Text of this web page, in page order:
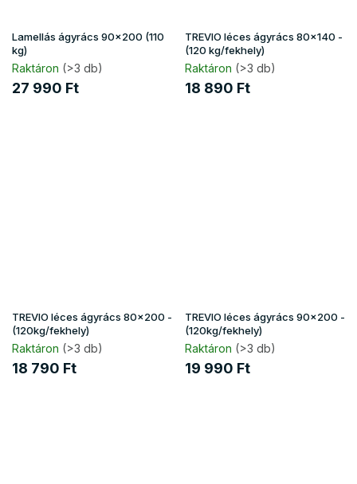
Lamellás ágyrács 90x200 (110
kg)
Raktáron (>3 db)
27 990 Ft
TREVIO léces ágyrács 80x140 -
(120 kg/fekhely)
Raktáron (>3 db)
18 890 Ft
TREVIO léces ágyrács 80x200 -
(120kg/fekhely)
Raktáron (>3 db)
18 790 Ft
TREVIO léces ágyrács 90x200 -
(120kg/fekhely)
Raktáron (>3 db)
19 990 Ft